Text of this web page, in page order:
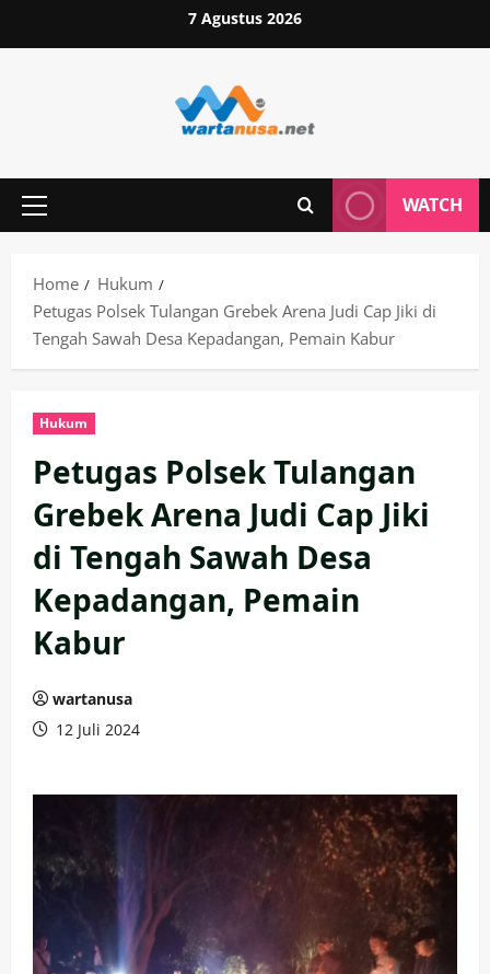
to
7 Agustus 2026
Primary
WATCH
Home
Hukum
Petugas Polsek Tulangan Grebek Arena Judi Cap Jiki di
Tengah Sawah Desa Kepadangan, Pemain Kabur
Hukum
Petugas Polsek Tulangan
Grebek Arena Judi Cap Jiki
di Tengah Sawah Desa
Kepadangan, Pemain
Kabur
wartanusa
12 Juli 2024